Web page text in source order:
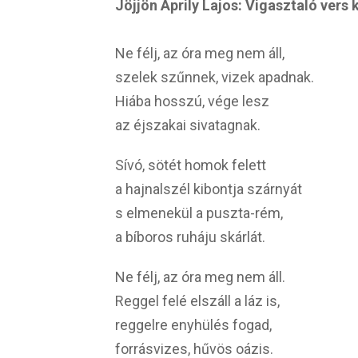
Jöjjön Áprily Lajos: Vigasztaló vers
Ne félj, az óra meg nem áll,
szelek szűnnek, vizek apadnak.
Hiába hosszú, vége lesz
az éjszakai sivatagnak.
Sívó, sötét homok felett
a hajnalszél kibontja szárnyát
s elmenekül a puszta-rém,
a bíboros ruháju skárlát.
Ne félj, az óra meg nem áll.
Reggel felé elszáll a láz is,
reggelre enyhülés fogad,
forrásvizes, hűvös oázis.